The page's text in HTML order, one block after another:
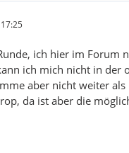
ich hier im Forum
ich mich nicht in der
aber nicht weiter
da ist aber die